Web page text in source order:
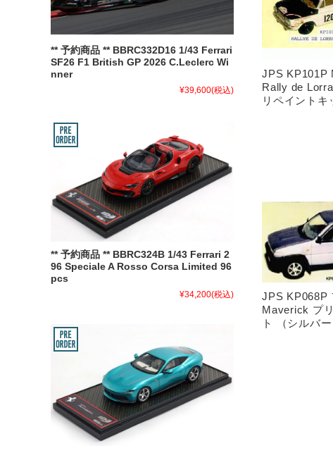
JPS KP101P
Rally de
リペイントキ
JPS KP068P
Maverick プ
ト （シルバー
** 予約商品 ** BBRC332D16 1/43 Ferrari
SF26 F1 British GP 2026 C.Leclerc Wi
nner
¥39,600(税込)
** 予約商品 ** BBRC324B 1/43 Ferrari 2
96 Speciale A Rosso Corsa Limited 96
pcs
¥34,200(税込)